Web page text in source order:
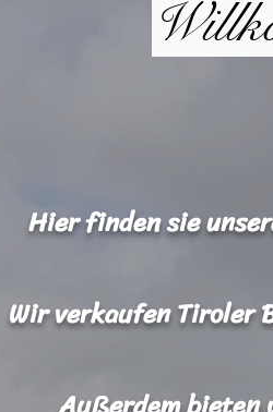
Hier finden sie
Wir verkaufen Tiroler